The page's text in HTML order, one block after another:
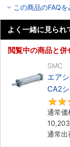
この商品のFAQ
よく一緒に見られ
閲覧中の商品と併
SMC
エア
CA2
通常価
10,203
通常出